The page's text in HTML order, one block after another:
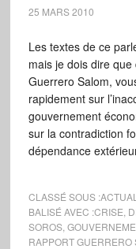
25 MARS 2010
Les textes de ce
mais je dois dire
Guerrero Salom,
rapidement sur
gouvernement
sur la contradiction
dépendance
CLASSÉ SOUS :
BALISÉ AVEC :CRISE
SOROS,
RAPPORT GUERRERO